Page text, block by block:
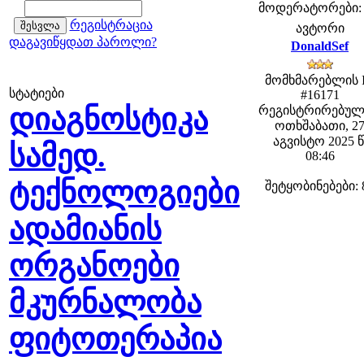
რეგისტრაცია
დაგავიწყდათ პაროლი?
სტატიები
დიაგნოსტიკა
სამედ.
ტექნოლოგიები
ადამიანის
ორგანოები
მკურნალობა
ფიტოთერაპია
მოდერატორები:
ავტორი
DonaldSef
მომხმარებლის
#16171
ოთხშაბათი, 27
აგვისტო 2025
08:46
შეტყობინებები: